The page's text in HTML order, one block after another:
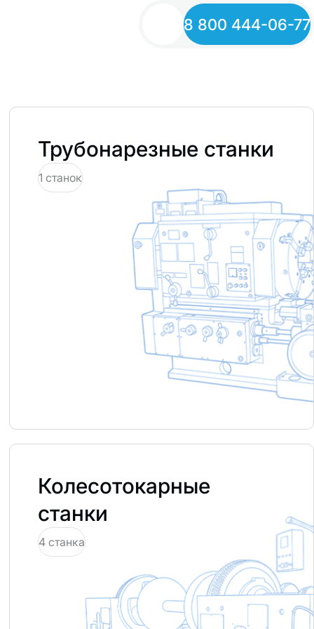
8 800 444-06-77
Трубонарезные станки
1 станок
Колесотокарные
станки
4 станка